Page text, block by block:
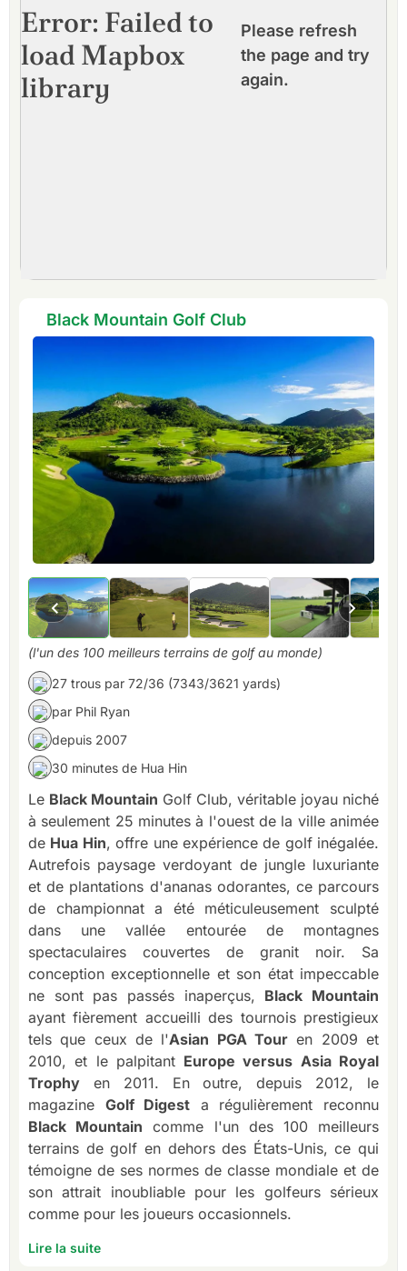
Error: Failed to
load Mapbox
library
Please refresh
the page and try
again.
Black Mountain Golf Club
(l'un des 100 meilleurs terrains de golf au monde)
27 trous par 72/36 (7343/3621 yards)
par Phil Ryan
depuis 2007
30 minutes de Hua Hin
Le Black Mountain Golf Club, véritable joyau niché
à seulement 25 minutes à l'ouest de la ville animée
de Hua Hin, offre une expérience de golf inégalée.
Autrefois paysage verdoyant de jungle luxuriante
et de plantations d'ananas odorantes, ce parcours
de championnat a été méticuleusement sculpté
dans une vallée entourée de montagnes
spectaculaires couvertes de granit noir. Sa
conception exceptionnelle et son état impeccable
ne sont pas passés inaperçus, Black Mountain
ayant fièrement accueilli des tournois prestigieux
tels que ceux de l'Asian PGA Tour en 2009 et
2010, et le palpitant Europe versus Asia Royal
Trophy en 2011. En outre, depuis 2012, le
magazine Golf Digest a régulièrement reconnu
Black Mountain comme l'un des 100 meilleurs
terrains de golf en dehors des États-Unis, ce qui
témoigne de ses normes de classe mondiale et de
son attrait inoubliable pour les golfeurs sérieux
comme pour les joueurs occasionnels.
Lire la suite